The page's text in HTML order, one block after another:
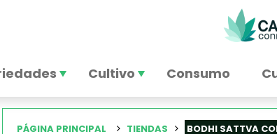
Cultivo Consumo
PÁGINA PRINCIPAL TIENDAS BODHI SATTVA